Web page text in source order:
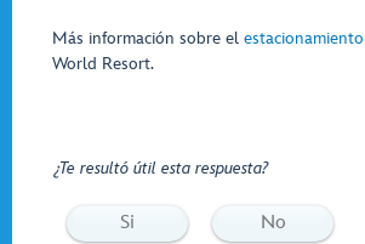
Más información sobre el estacionamiento
World Resort.
¿Te resultó útil esta respuesta?
Si No